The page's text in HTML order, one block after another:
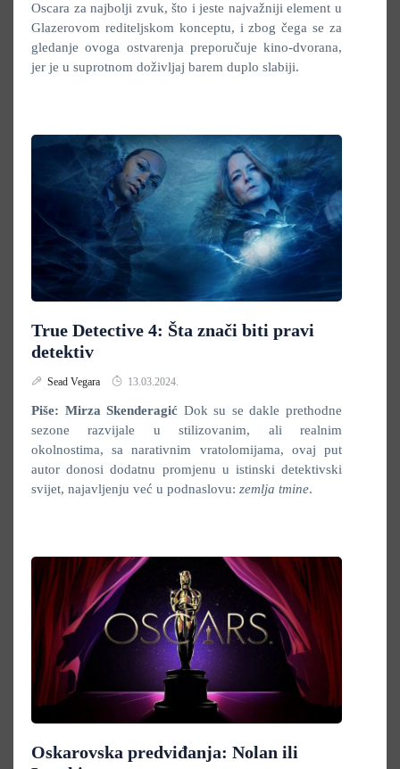
Oscara za najbolji zvuk, što i jeste najvažniji element u
Glazerovom rediteljskom konceptu, i zbog čega se za
gledanje ovoga ostvarenja preporučuje kino-dvorana,
jer je u suprotnom doživljaj barem duplo slabiji.
True Detective 4: Šta znači biti pravi
detektiv
Sead Vegara 13.03.2024.
Piše: Mirza Skenderagić Dok su se dakle prethodne
sezone razvijale u stilizovanim, ali realnim
okolnostima, sa narativnim vratolomijama, ovaj put
autor donosi dodatnu promjenu u istinski detektivski
svijet, najavljenju već u podnaslovu: zemlja tmine.
Oskarovska predviđanja: Nolan ili